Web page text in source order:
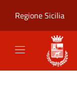
Regione Sicilia